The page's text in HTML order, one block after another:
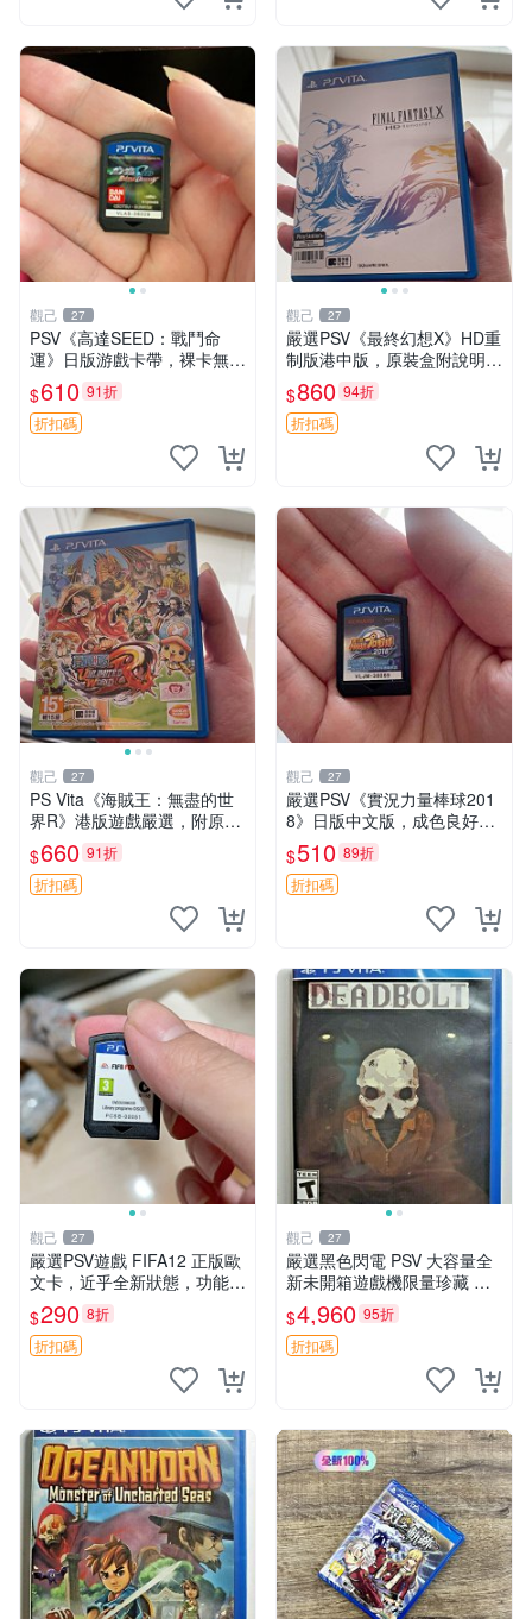
觀己 27
PSV《高達SEED：戰鬥命
運》日版游戲卡帶，裸卡無盒
庫存珍藏 可玩 新手推薦 高達
迷必入 SEED 游戲卡 PSV游
戲
$610 91折
折扣碼
觀己 27
嚴選PSV《最終幻想X》HD重
制版港中版，原裝盒附說明
書，卡帶及盒子狀態極佳，支
持PSV，中文界面清晰，二手
市場熱銷，同城交易安心之選
$860 94折
折扣碼
觀己 27
PS Vita《海賊王：無盡的世
界R》港版遊戲嚴選，附原廠
包裝，狀態如新，運作順暢，
支援Vita平臺 無盡世界 港版
游戲
$660 91折
折扣碼
觀己 27
嚴選PSV《實況力量棒球201
8》日版中文版，成色良好卡
帶無包裝，功能完好支援原
機，經典體育遊戲推薦收藏。
體育迷必備！ 實況 棒球 PS5
$510 89折
折扣碼
觀己 27
嚴選PSV遊戲 FIFA12 正版歐
文卡，近乎全新狀態，功能完
Good如初。裸卡 清潔 FIFA
12
$290 8折
折扣碼
觀己 27
嚴選黑色閃電 PSV 大容量全
新未開箱遊戲機限量珍藏 電
玩 測試版 遊戲機 PSVita
$4,960 95折
折扣碼